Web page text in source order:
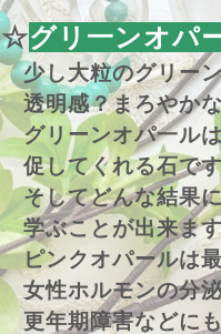
☆グリ一ンオパ
少し大粒のグリーン
透明感？まろやか
グリーンオパ一ルは
促してくれる石で
そしてどんな結果
学ぶことが出来ま
ピンクオパールは最
女性ホルモンの分
更年期障害などに